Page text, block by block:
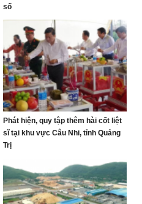
số
Phát hiện, quy tập thêm hài cốt liệt
sĩ tại khu vực Câu Nhi, tỉnh Quảng
Trị